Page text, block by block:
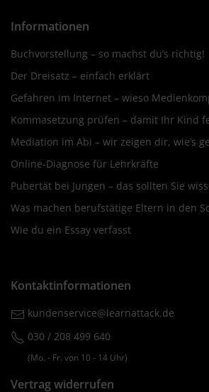
Informationen
Buchvorstellung – so machst du’s richtig!
Der Dreisatz – einfach erklärt
Gefahren im Internet – wieso
Kommasetzung prüfen – damit Ihr Kind
Mediation im Abi – wir zeigen dir, wie’s
Online-Diagnose für Lehrkräfte
Pubertät bei Jungen – das sollten Sie
Was machen berufstätige Eltern in den
Wie du ein Essay verfasst
Kontaktinformationen
kundenservice@learnattack.de
030 / 208 499 640
(Mo. ‐ Fr. von 10 ‐ 14 Uhr)
Vertrag widerrufen